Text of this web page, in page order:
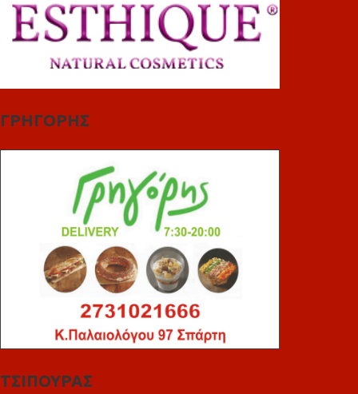
ΓΡΗΓΟΡΗΣ
ΤΣΙΠΟΥΡΑΣ